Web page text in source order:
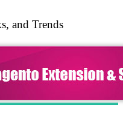
and Trends